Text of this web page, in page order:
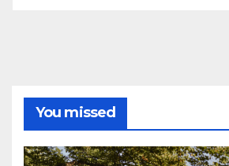
You missed